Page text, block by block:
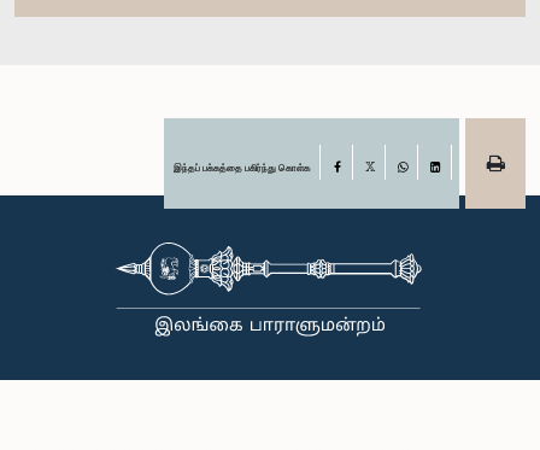
இந்தப் பக்கத்தை பகிர்ந்து கொள்க Facebook